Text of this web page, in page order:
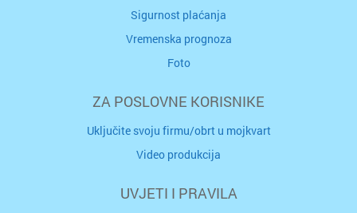
Sigurnost plaćanja
Vremenska prognoza
Foto
ZA POSLOVNE KORISNIKE
Uključite svoju firmu/obrt u mojkvart
Video produkcija
UVJETI I PRAVILA